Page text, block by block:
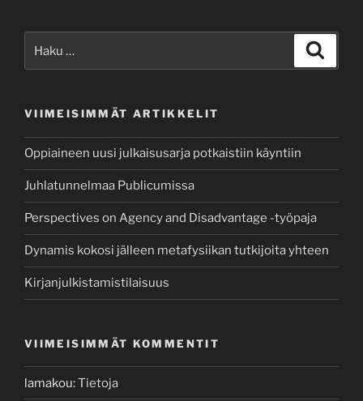
VIIMEISIMMÄT ARTIKKELIT
Oppiaineen uusi julkaisusarja potkaistiin käyntiin
Juhlatunnelmaa Publicumissa
Perspectives on Agency and Disadvantage -työpaja
Dynamis kokosi jälleen metafysiikan tutkijoita yhteen
Kirjanjulkistamistilaisuus
VIIMEISIMMÄT KOMMENTIT
lamakou:Tietoja